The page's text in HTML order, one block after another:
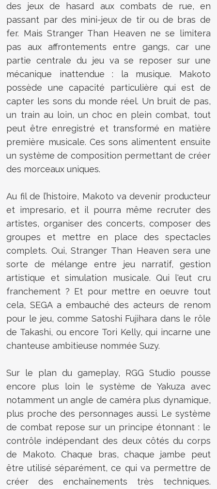
des jeux de hasard aux combats de rue, en
passant par des mini-jeux de tir ou de bras de
fer. Mais Stranger Than Heaven ne se limitera
pas aux affrontements entre gangs, car une
partie centrale du jeu va se reposer sur une
mécanique inattendue : la musique. Makoto
possède une capacité particulière qui est de
capter les sons du monde réel. Un bruit de pas,
un train au loin, un choc en plein combat, tout
peut être enregistré et transformé en matière
première musicale. Ces sons alimentent ensuite
un système de composition permettant de créer
des morceaux uniques.
Au fil de l’histoire, Makoto va devenir producteur
et impresario, et il pourra même recruter des
artistes, organiser des concerts, composer des
groupes et mettre en place des spectacles
complets. Oui, Stranger Than Heaven sera une
sorte de mélange entre jeu narratif, gestion
artistique et simulation musicale. Qui l'eut cru
franchement ? Et pour mettre en oeuvre tout
cela, SEGA a embauché des acteurs de renom
pour le jeu, comme Satoshi Fujihara dans le rôle
de Takashi, ou encore Tori Kelly, qui incarne une
chanteuse ambitieuse nommée Suzy.
Sur le plan du gameplay, RGG Studio pousse
encore plus loin le système de Yakuza avec
notamment un angle de caméra plus dynamique,
plus proche des personnages aussi. Le système
de combat repose sur un principe étonnant : le
contrôle indépendant des deux côtés du corps
de Makoto. Chaque bras, chaque jambe peut
être utilisé séparément, ce qui va permettre de
créer des enchaînements très techniques.